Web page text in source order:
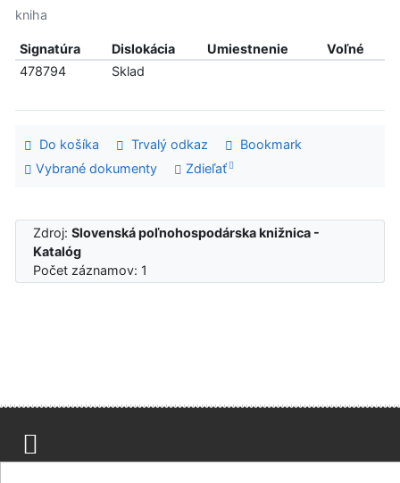
kniha
Signatúra Dislokácia Umiestnenie
Voľné
478794
Sklad
Do košíka Trvalý odkaz
Bookmark
Vybrané dokumenty
Zdieľať
Zdroj:Slovenská poľnohospodárska knižnica -
Katalóg
Počet záznamov: 1